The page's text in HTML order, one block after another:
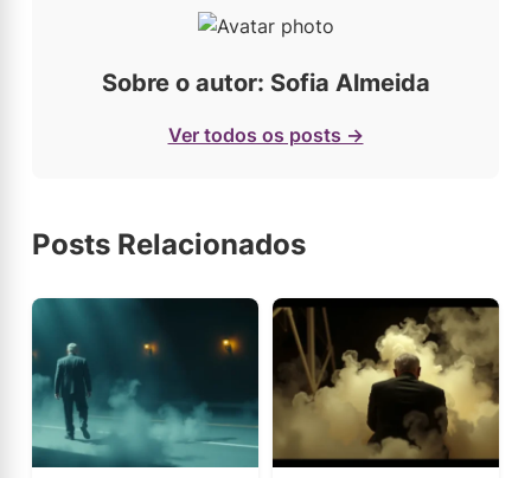
Sobre o autor: Sofia Almeida
Ver todos os posts →
Posts Relacionados